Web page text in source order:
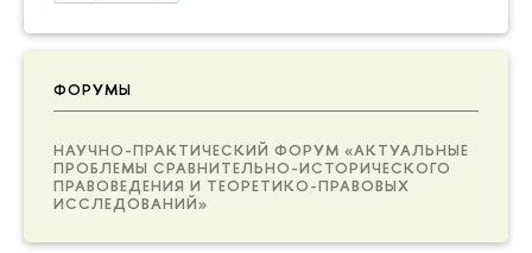
ФОРУМЫ
НАУЧНО-ПРАКТИЧЕСКИЙ ФОРУМ «АКТУАЛЬНЫЕ
ПРОБЛЕМЫ СРАВНИТЕЛЬНО-ИСТОРИЧЕСКОГО
ПРАВОВЕДЕНИЯ И ТЕОРЕТИКО-ПРАВОВЫХ
ИССЛЕДОВАНИЙ»